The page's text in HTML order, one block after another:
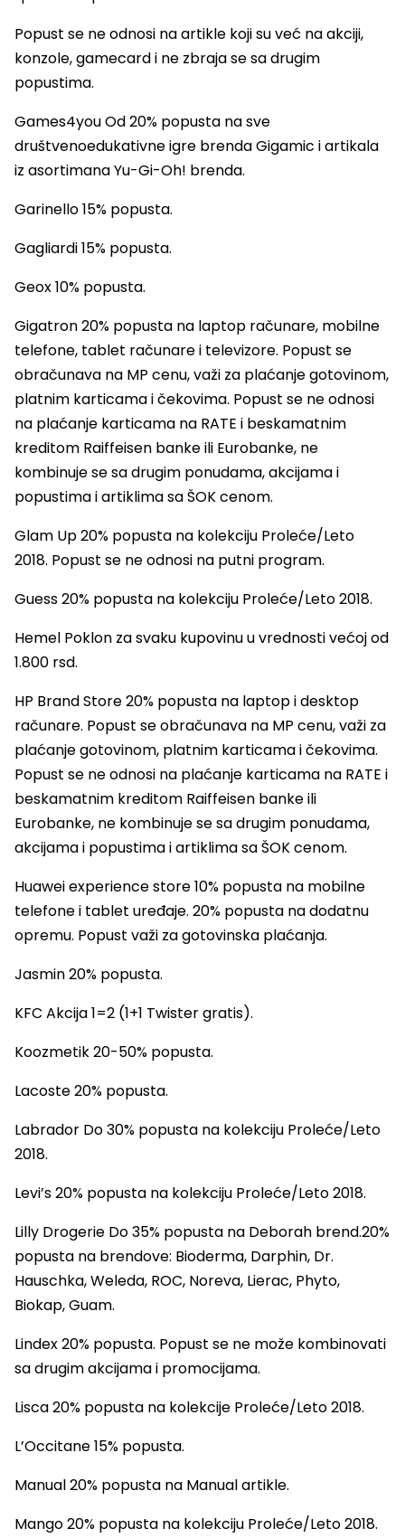
Popust se ne odnosi na artikle koji su već na akciji,
konzole, gamecard i ne zbraja se sa drugim
popustima.
Games4you Od 20% popusta na sve
društvenoedukativne igre brenda Gigamic i artikala
iz asortimana Yu-Gi-Oh! brenda.
Garinello 15% popusta.
Gagliardi 15% popusta.
Geox 10% popusta.
Gigatron 20% popusta na laptop računare, mobilne
telefone, tablet računare i televizore. Popust se
obračunava na MP cenu, važi za plaćanje gotovinom,
platnim karticama i čekovima. Popust se ne odnosi
na plaćanje karticama na RATE i beskamatnim
kreditom Raiffeisen banke ili Eurobanke, ne
kombinuje se sa drugim ponudama, akcijama i
popustima i artiklima sa ŠOK cenom.
Glam Up 20% popusta na kolekciju Proleće/Leto
2018. Popust se ne odnosi na putni program.
Guess 20% popusta na kolekciju Proleće/Leto 2018.
Hemel Poklon za svaku kupovinu u vrednosti većoj od
1.800 rsd.
HP Brand Store 20% popusta na laptop i desktop
računare. Popust se obračunava na MP cenu, važi za
plaćanje gotovinom, platnim karticama i čekovima.
Popust se ne odnosi na plaćanje karticama na RATE i
beskamatnim kreditom Raiffeisen banke ili
Eurobanke, ne kombinuje se sa drugim ponudama,
akcijama i popustima i artiklima sa ŠOK cenom.
Huawei experience store 10% popusta na mobilne
telefone i tablet uređaje. 20% popusta na dodatnu
opremu. Popust važi za gotovinska plaćanja.
Jasmin 20% popusta.
KFC Akcija 1=2 (1+1 Twister gratis).
Koozmetik 20-50% popusta.
Lacoste 20% popusta.
Labrador Do 30% popusta na kolekciju Proleće/Leto
2018.
Levi’s 20% popusta na kolekciju Proleće/Leto 2018.
Lilly Drogerie Do 35% popusta na Deborah brend.20%
popusta na brendove: Bioderma, Darphin, Dr.
Hauschka, Weleda, ROC, Noreva, Lierac, Phyto,
Biokap, Guam.
Lindex 20% popusta. Popust se ne može kombinovati
sa drugim akcijama i promocijama.
Lisca 20% popusta na kolekcije Proleće/Leto 2018.
L’Occitane 15% popusta.
Manual 20% popusta na Manual artikle.
Mango 20% popusta na kolekciju Proleće/Leto 2018.